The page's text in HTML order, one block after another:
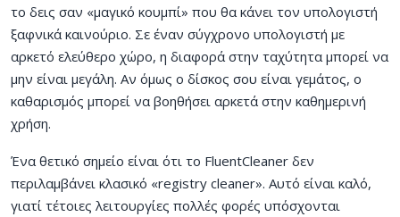
το δεις σαν «μαγικό κουμπί» που θα κάνει τον υπολογιστή
ξαφνικά καινούριο. Σε έναν σύγχρονο υπολογιστή με
αρκετό ελεύθερο χώρο, η διαφορά στην ταχύτητα μπορεί να
μην είναι μεγάλη. Αν όμως ο δίσκος σου είναι γεμάτος, ο
καθαρισμός μπορεί να βοηθήσει αρκετά στην καθημερινή
χρήση.
Ένα θετικό σημείο είναι ότι το FluentCleaner δεν
περιλαμβάνει κλασικό «registry cleaner». Αυτό είναι καλό,
γιατί τέτοιες λειτουργίες πολλές φορές υπόσχονται